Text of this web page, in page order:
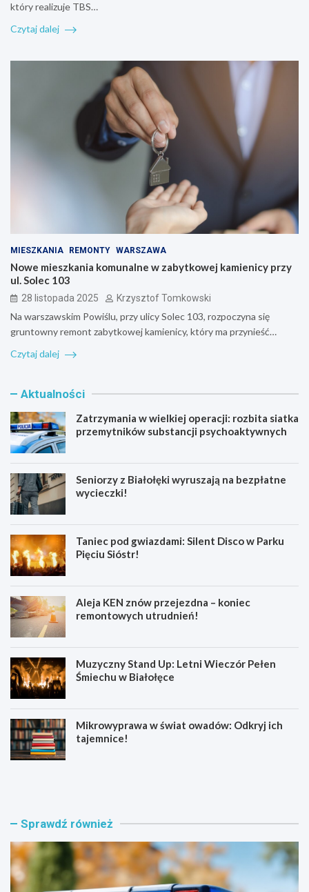
który realizuje TBS…
Czytaj dalej
MIESZKANIA REMONTY WARSZAWA
Nowe mieszkania komunalne w zabytkowej kamienicy przy
ul. Solec 103
28 listopada 2025 Krzysztof Tomkowski
Na warszawskim Powiślu, przy ulicy Solec 103, rozpoczyna się
gruntowny remont zabytkowej kamienicy, który ma przynieść…
Czytaj dalej
Aktualności
Zatrzymania w wielkiej operacji: rozbita siatka
przemytników substancji psychoaktywnych
Seniorzy z Białołęki wyruszają na bezpłatne
wycieczki!
Taniec pod gwiazdami: Silent Disco w Parku
Pięciu Sióstr!
Aleja KEN znów przejezdna – koniec
remontowych utrudnień!
Muzyczny Stand Up: Letni Wieczór Pełen
Śmiechu w Białołęce
Mikrowyprawa w świat owadów: Odkryj ich
tajemnice!
Z
y
a
n
i
a
S
r
y
z
B
i
Sprawdź również